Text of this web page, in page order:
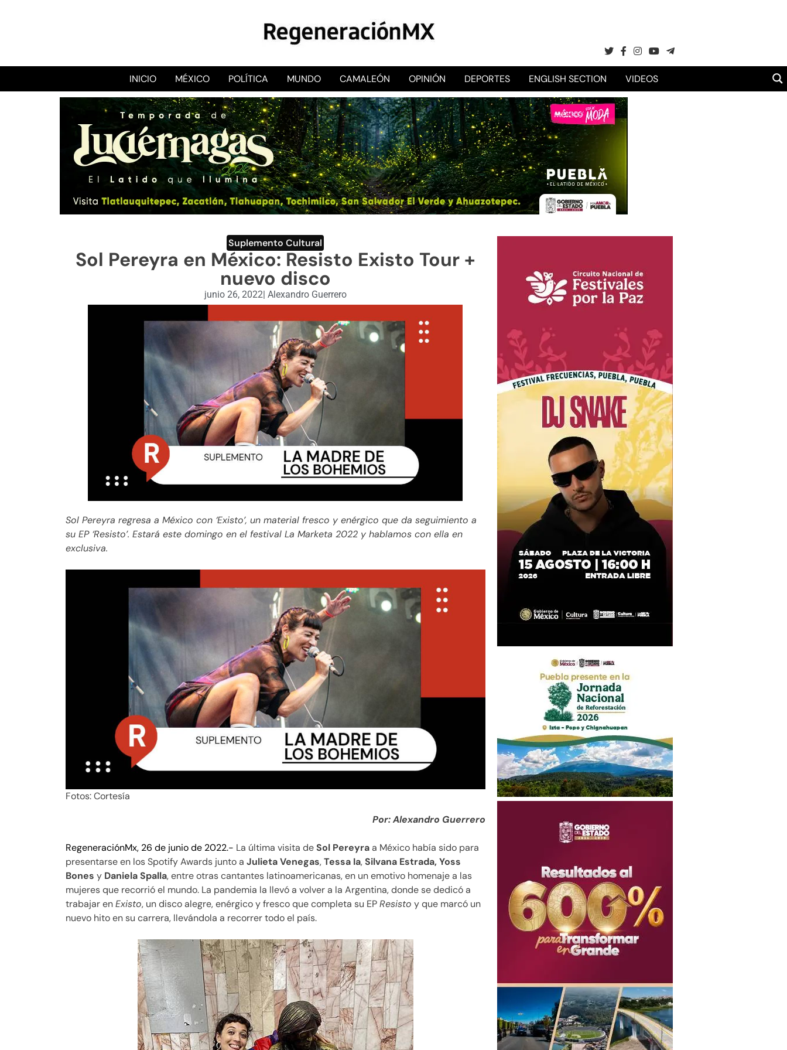
RegeneraciónMX
Sitio de noticias libre e independiente
INICIO MÉXICO POLÍTICA MUNDO CAMALEÓN OPINIÓN DEPORTES ENGLISH SECTION VIDEOS
Suplemento Cultural
Sol Pereyra en México: Resisto Existo Tour +
nuevo disco
junio 26, 2022| Alexandro Guerrero
Sol Pereyra regresa a México con ‘Existo’, un material fresco y enérgico que da seguimiento a
su EP ‘Resisto’. Estará este domingo en el festival La Marketa 2022 y hablamos con ella en
exclusiva.
Fotos: Cortesía
Por: Alexandro Guerrero
RegeneraciónMx, 26 de junio de 2022.- La última visita deSol Pereyraa México había sido para
presentarse en los Spotify Awards junto a Julieta Venegas,Tessa Ia,Silvana Estrada, Yoss
Bones y Daniela Spalla, entre otras cantantes latinoamericanas, en un emotivo homenaje a las
mujeres que recorrió el mundo. La pandemia la llevó a volver a la Argentina, donde se dedicó a
trabajar enExisto, un disco alegre, enérgico y fresco que completa su EPResisto y que marcó un
nuevo hito en su carrera, llevándola a recorrer todo el país.